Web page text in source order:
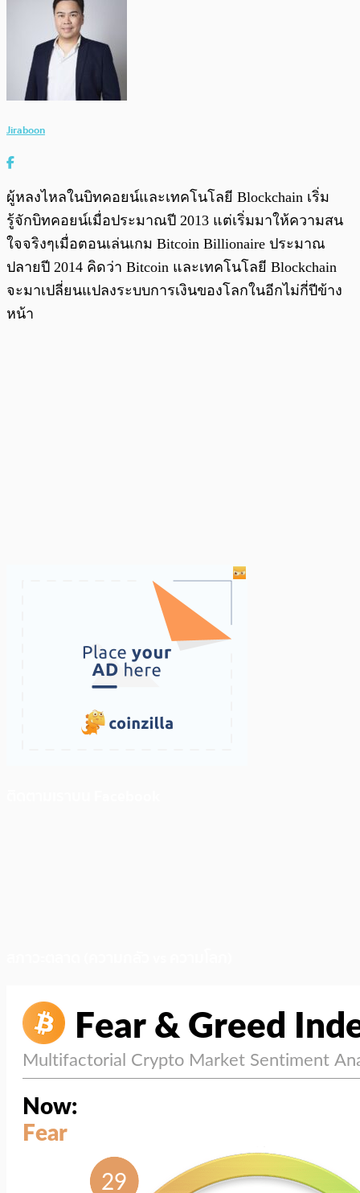
Jiraboon
ผู้หลงไหลในบิทคอยน์และเทคโนโลยี Blockchain เริ่ม
รู้จักบิทคอยน์เมื่อประมาณปี 2013 แต่เริ่มมาให้ความสน
ใจจริงๆเมื่อตอนเล่นเกม Bitcoin Billionaire ประมาณ
ปลายปี 2014 คิดว่า Bitcoin และเทคโนโลยี Blockchain
จะมาเปลี่ยนแปลงระบบการเงินของโลกในอีกไม่กี่ปีข้าง
หน้า